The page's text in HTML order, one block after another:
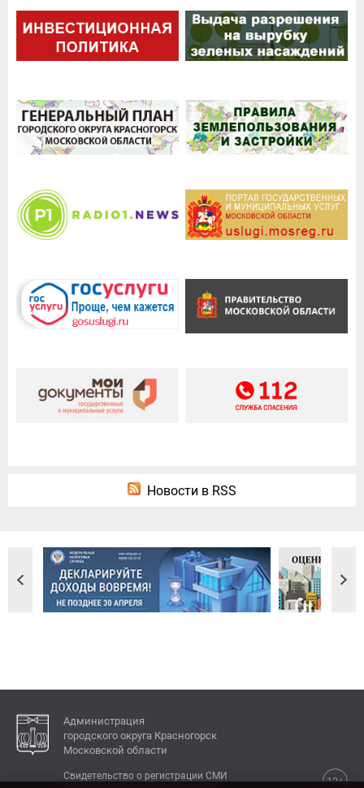
Новости в RSS
Администрация
городского округа Красногорск
Московской области
12+
Свидетельство о регистрации СМИ